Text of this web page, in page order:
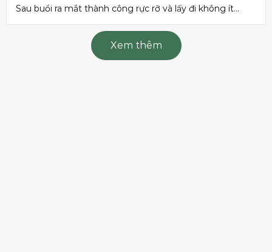
Sau buổi ra mắt thành công rực rỡ và lấy đi không ít...
Xem thêm